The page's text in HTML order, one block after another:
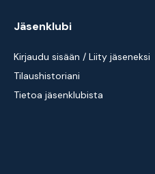
Jäsenklubi
Kirjaudu sisään / Liity jäseneksi
Tilaushistoriani
Tietoa jäsenklubista